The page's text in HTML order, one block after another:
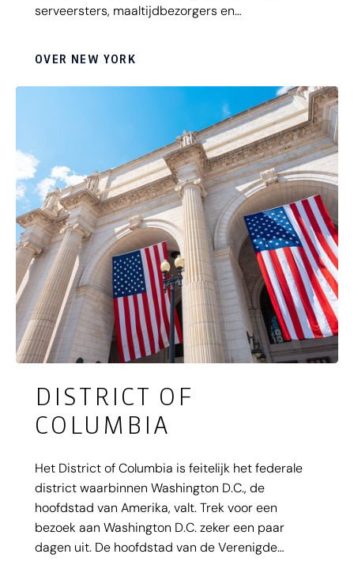
serveersters, maaltijdbezorgers en
verdwaal in deze fascinerende stad van 'do or
OVER NEW YORK
DISTRICT OF
COLUMBIA
Het District of Columbia is feitelijk het federale
district waarbinnen Washington D.C., de
hoofdstad van Amerika, valt. Trek voor een
bezoek aan Washington D.C. zeker een paar
dagen uit. De hoofdstad van de Verenigde